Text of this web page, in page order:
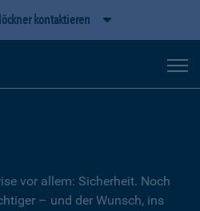
kontaktieren
vor allem: Sicherheit. Noch
– und der Wunsch, ins